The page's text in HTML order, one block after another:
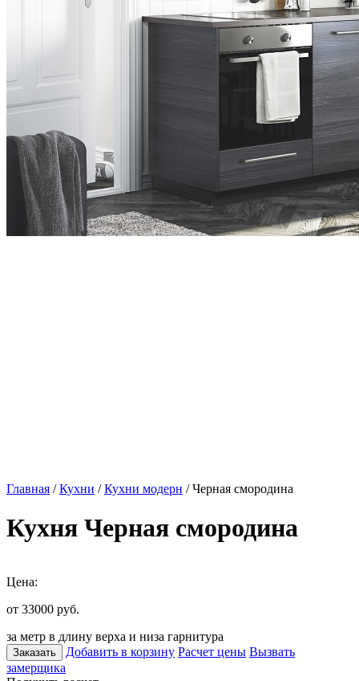
Главная /Кухни /Кухни модерн / Черная смородина
Кухня Черная смородина
Цена:
от 33000 руб.
за метр в длину верха и низа гарнитура
Заказать Добавить в корзину Расчет цены Вызвать
замерщика